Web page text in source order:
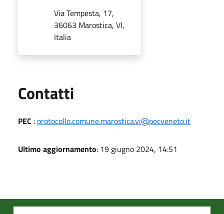
Via Tempesta, 17,
36063 Marostica, VI,
Italia
Contatti
PEC : protocollo.comune.marostica.vi@pecveneto.it
Ultimo aggiornamento: 19 giugno 2024, 14:51